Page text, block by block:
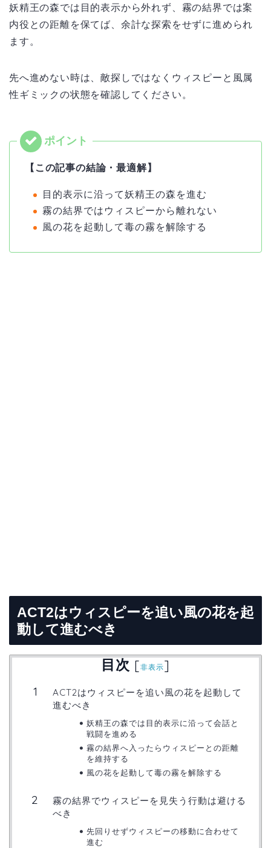
妖精王の森では目的表示から外れず、霧の結界では案
内役との距離を保てば、余計な探索をせずに進められ
ます。
先へ進めない時は、敵探しではなくウィスピーと風属
性ギミックの状態を確認してください。
【この記事の結論・最適解】
目的表示に沿って妖精王の森を進む
霧の結界ではウィスピーから離れない
風の花を起動して毒の霧を解除する
ACT2はウィスピーを追い風の花を起
動して進むべき
目次 [非表示]
ACT2はウィスピーを追い風の花を起動して
進むべき
妖精王の森では目的表示に沿って会話と
戦闘を進める
霧の結界へ入ったらウィスピーとの距離
を維持する
風の花を起動して毒の霧を解除する
霧の結界でウィスピーを見失う行動は避ける
べき
先回りせずウィスピーの移動に合わせて
進む